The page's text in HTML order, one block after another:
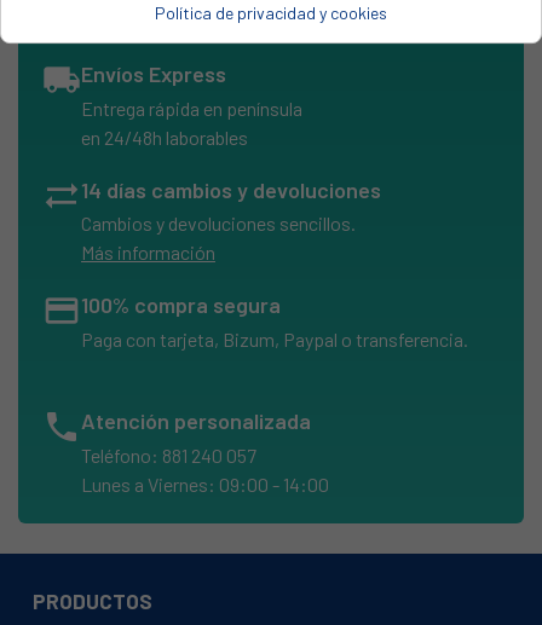
local_shippingEnvíos Express
Entrega rápida en península
en 24/48h laborables
sync_alt14 días cambios y devoluciones
Cambios y devoluciones sencillos.
Más información
credit_card100% compra segura
Paga con tarjeta, Bizum, Paypal o transferencia.
phone Atención personalizada
Teléfono: 881 240 057
Lunes a Viernes: 09:00 - 14:00
PRODUCTOS
Política de privacidad y cookies